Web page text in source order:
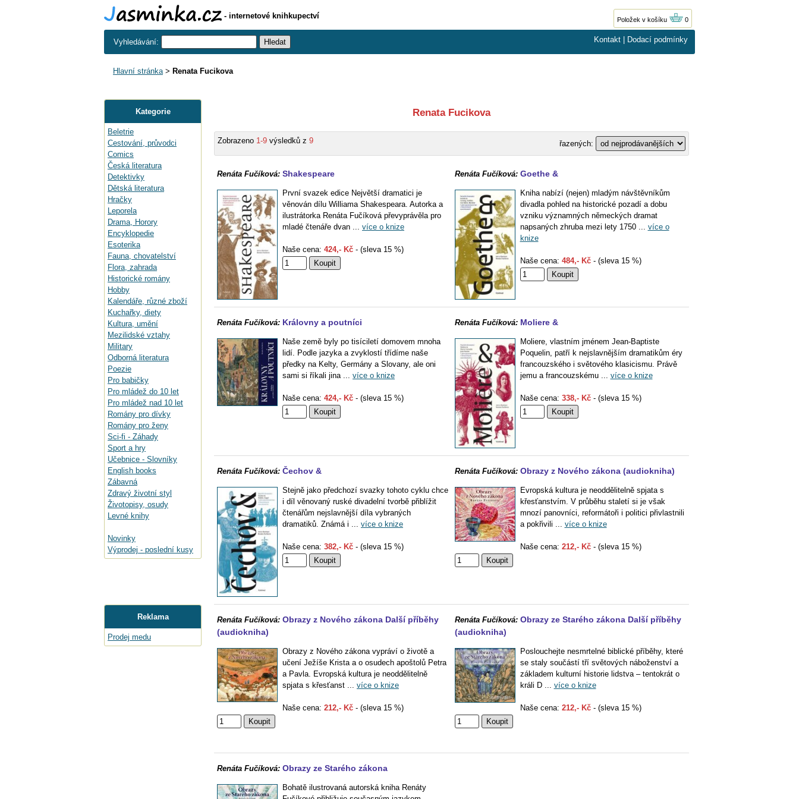
- internetové knihkupectví Položek v košíku 0
Vyhledávání: Kontakt Dodací podmínky
Hlavní stránka> Renata Fucikova
Kategorie
Beletrie
Cestování, průvodci
Comics
Česká literatura
Detektivky
Dětská literatura
Hračky
Leporela
Drama, Horory
Encyklopedie
Esoterika
Fauna, chovatelství
Flora, zahrada
Historické romány
Hobby
Kalendáře, různé zboží
Kuchařky, diety
Kultura, umění
Mezilidské vztahy
Military
Odborná literatura
Poezie
Pro babičky
Pro mládež do 10 let
Pro mládež nad 10 let
Romány pro dívky
Romány pro ženy
Sci-fi - Záhady
Sport a hry
Učebnice - Slovníky
English books
Zábavná
Zdravý životní styl
Životopisy, osudy
Levné knihy
Novinky
Výprodej - poslední kusy
Reklama
Prodej medu
Renata Fucikova
Zobrazeno 1-9 výsledků z 9 řazených:
Renáta Fučíková: Shakespeare
První svazek edice Největší dramatici je
věnován dílu Williama Shakespeara. Autorka a
ilustrátorka Renáta Fučíková převyprávěla pro
mladé čtenáře dvan ... více o knize
Naše cena: 424,- Kč - (sleva 15 %)
Renáta Fučíková: Goethe &
Kniha nabízí (nejen) mladým návštěvníkům
divadla pohled na historické pozadí a dobu
vzniku významných německých dramat
napsaných zhruba mezi lety 1750 ... více o
knize
Naše cena: 484,- Kč- (sleva 15 %)
Renáta Fučíková: Královny a poutníci
Naše země byly po tisíciletí domovem mnoha
lidí. Podle jazyka a zvyklostí třídíme naše
předky na Kelty, Germány a Slovany, ale oni
sami si říkali jina ... více o knize
Naše cena: 424,- Kč - (sleva 15 %)
Renáta Fučíková: Moliere &
Moliere, vlastním jménem Jean-Baptiste
Poquelin, patří k nejslavnějším dramatikům éry
francouzského i světového klasicismu. Právě
jemu a francouzskému ... více o knize
Naše cena: 338,- Kč- (sleva 15 %)
Renáta Fučíková: Čechov &
Stejně jako předchozí svazky tohoto cyklu chce
i díl věnovaný ruské divadelní tvorbě přiblížit
čtenářům nejslavnější díla vybraných
dramatiků. Známá i ... více o knize
Naše cena: 382,- Kč - (sleva 15 %)
Renáta Fučíková: Obrazy z Nového zákona (audiokniha)
Evropská kultura je neoddělitelně spjata s
křesťanstvím. V průběhu staletí si je však
mnozí panovníci, reformátoři i politici přivlastnili
a pokřivili ... více o knize
Naše cena: 212,- Kč- (sleva 15 %)
Renáta Fučíková: Obrazy z Nového zákona Další příběhy
(audiokniha)
Obrazy z Nového zákona vypráví o životě a
učení Ježíše Krista a o osudech apoštolů Petra
a Pavla. Evropská kultura je neoddělitelně
spjata s křesťanst ... více o knize
Naše cena: 212,- Kč - (sleva 15 %)
Renáta Fučíková: Obrazy ze Starého zákona Další příběhy
(audiokniha)
Poslouchejte nesmrtelné biblické příběhy, které
se staly součástí tří světových náboženství a
základem kulturní historie lidstva – tentokrát o
králi D ... více o knize
Naše cena: 212,- Kč- (sleva 15 %)
Renáta Fučíková: Obrazy ze Starého zákona
Bohatě ilustrovaná autorská kniha Renáty